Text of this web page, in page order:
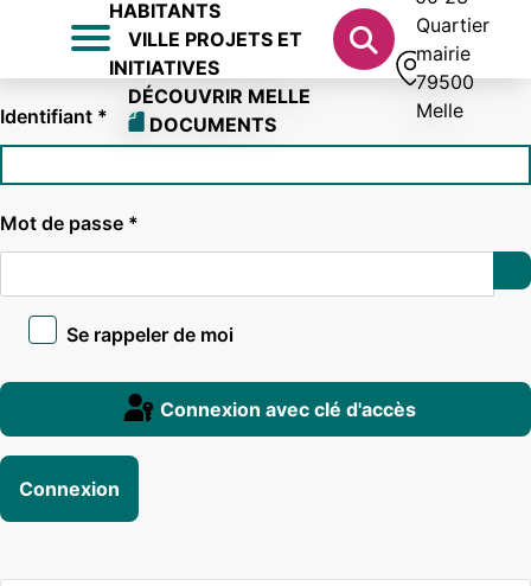
HABITANTS
VILLE PROJETS ET
INITIATIVES
DÉCOUVRIR MELLE
DOCUMENTS
Quartier
mairie
79500
Melle
Identifiant *
Mot de passe *
Se rappeler de moi
Connexion avec clé d'accès
Connexion